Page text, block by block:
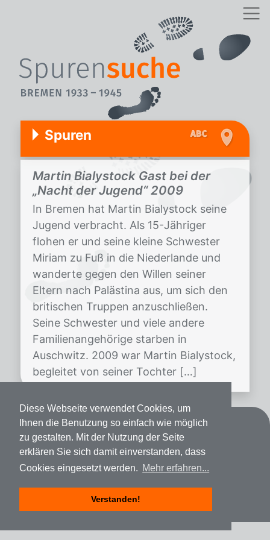
Diese Webseite verwendet Cookies, um
Ihnen die Benutzung so einfach wie möglich
zu gestalten. Mit der Nutzung der Seite
erklären Sie sich damit einverstanden, dass
Cookies eingesetzt werden. Mehr erfahren...
Verstanden!
Spuren
Martin Bialystock Gast bei der
„Nacht der Jugend“ 2009
In Bremen hat Martin Bialystock seine
Jugend verbracht. Als 15-Jähriger
flohen er und seine kleine Schwester
Miriam zu Fuß in die Niederlande und
wanderte gegen den Willen seiner
Eltern nach Palästina aus, um sich den
britischen Truppen anzuschließen.
Seine Schwester und viele andere
Familienangehörige starben in
Auschwitz. 2009 war Martin Bialystock,
begleitet von seiner Tochter […]
Kontakt
Datenschutz